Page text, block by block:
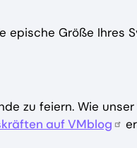
epische Größe Ihres
zu feiern. Wie
auf VMblog